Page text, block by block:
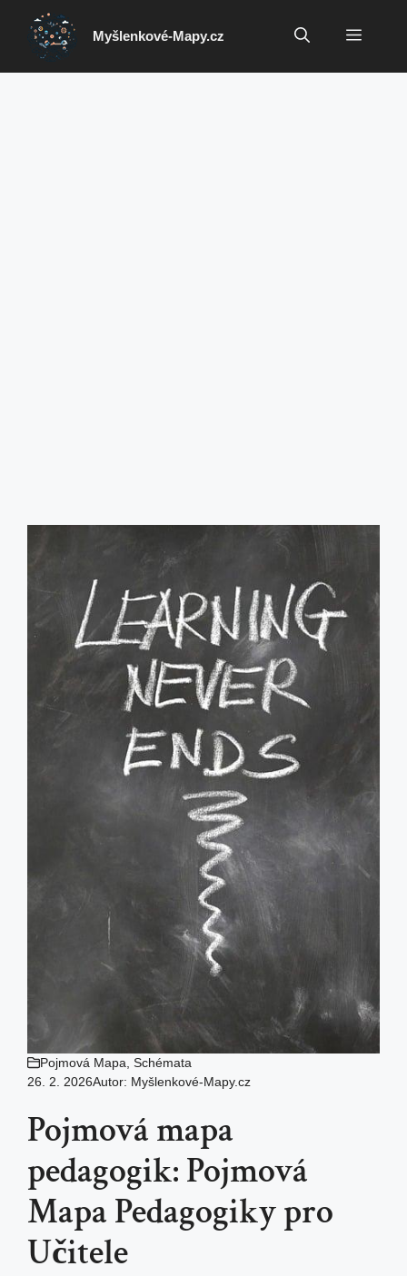
Přeskočit
obsah
Myšlenkové-Mapy.cz Menu
Pojmová Mapa Schémata
26. 2. 2026Autor: Myšlenkové-Mapy.cz
Pojmová mapa
pedagogik: Pojmová
Mapa Pedagogiky pro
Učitele